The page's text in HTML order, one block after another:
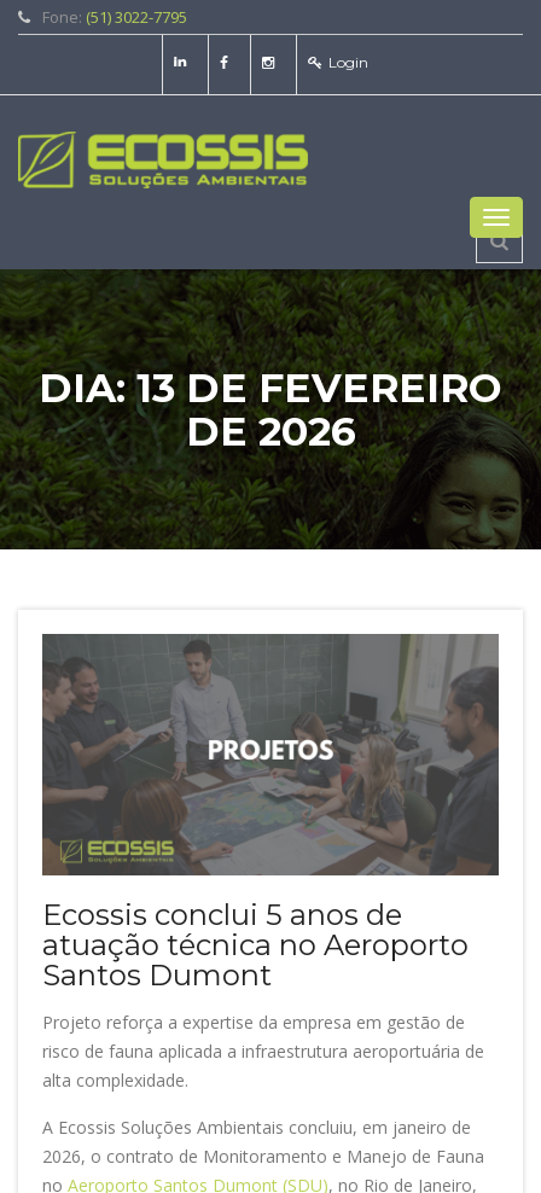
Fone: (51) 3022-7795
Login
DIA:13 DE FEVEREIRO
DE 2026
Ecossis conclui 5 anos de
atuação técnica no Aeroporto
Santos Dumont
Projeto reforça a expertise da empresa em gestão de
risco de fauna aplicada a infraestrutura aeroportuária de
alta complexidade.
A Ecossis Soluções Ambientais concluiu, em janeiro de
2026, o contrato de Monitoramento e Manejo de Fauna
no Aeroporto Santos Dumont (SDU), no Rio de Janeiro,